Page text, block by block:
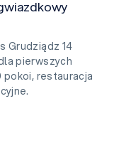
Grudziądz 14
pierwszych
pokoi, restauracja